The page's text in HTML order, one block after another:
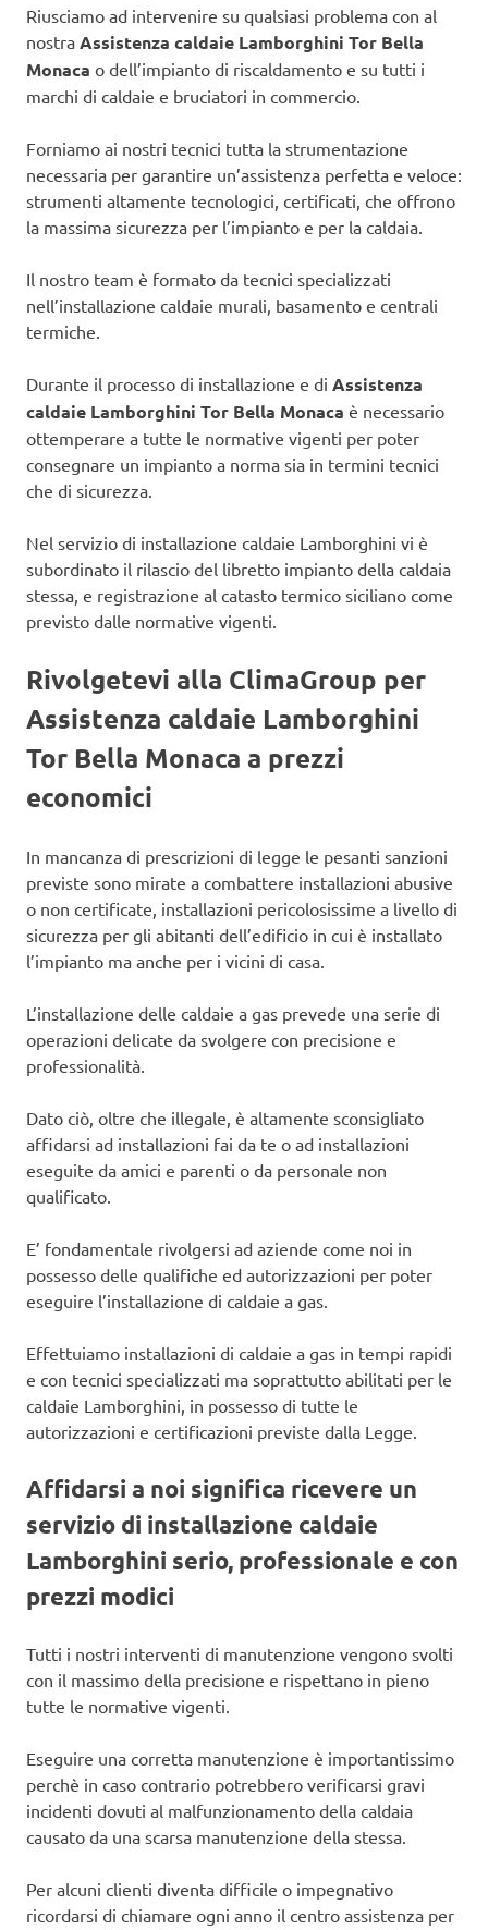
Riusciamo ad intervenire su qualsiasi problema con al
nostra Assistenza caldaie Lamborghini Tor Bella
Monaca o dell’impianto di riscaldamento e su tutti i
marchi di caldaie e bruciatori in commercio.
Forniamo ai nostri tecnici tutta la strumentazione
necessaria per garantire un’assistenza perfetta e veloce:
strumenti altamente tecnologici, certificati, che offrono
la massima sicurezza per l’impianto e per la caldaia.
Il nostro team è formato da tecnici specializzati
nell’installazione caldaie murali, basamento e centrali
termiche.
Durante il processo di installazione e di Assistenza
caldaie Lamborghini Tor Bella Monaca è necessario
ottemperare a tutte le normative vigenti per poter
consegnare un impianto a norma sia in termini tecnici
che di sicurezza.
Nel servizio di installazione caldaie Lamborghini vi è
subordinato il rilascio del libretto impianto della caldaia
stessa, e registrazione al catasto termico siciliano come
previsto dalle normative vigenti.
Rivolgetevi alla ClimaGroup per
Assistenza caldaie Lamborghini
Tor Bella Monaca a prezzi
economici
In mancanza di prescrizioni di legge le pesanti sanzioni
previste sono mirate a combattere installazioni abusive
o non certificate, installazioni pericolosissime a livello di
sicurezza per gli abitanti dell’edificio in cui è installato
l’impianto ma anche per i vicini di casa.
L’installazione delle caldaie a gas prevede una serie di
operazioni delicate da svolgere con precisione e
professionalità.
Dato ciò, oltre che illegale, è altamente sconsigliato
affidarsi ad installazioni fai da te o ad installazioni
eseguite da amici e parenti o da personale non
qualificato.
E’ fondamentale rivolgersi ad aziende come noi in
possesso delle qualifiche ed autorizzazioni per poter
eseguire l’installazione di caldaie a gas.
Effettuiamo installazioni di caldaie a gas in tempi rapidi
e con tecnici specializzati ma soprattutto abilitati per le
caldaie Lamborghini, in possesso di tutte le
autorizzazioni e certificazioni previste dalla Legge.
Affidarsi a noi significa ricevere un
servizio di installazione caldaie
Lamborghini serio, professionale e con
prezzi modici
Tutti i nostri interventi di manutenzione vengono svolti
con il massimo della precisione e rispettano in pieno
tutte le normative vigenti.
Eseguire una corretta manutenzione è importantissimo
perchè in caso contrario potrebbero verificarsi gravi
incidenti dovuti al malfunzionamento della caldaia
causato da una scarsa manutenzione della stessa.
Per alcuni clienti diventa difficile o impegnativo
ricordarsi di chiamare ogni anno il centro assistenza per